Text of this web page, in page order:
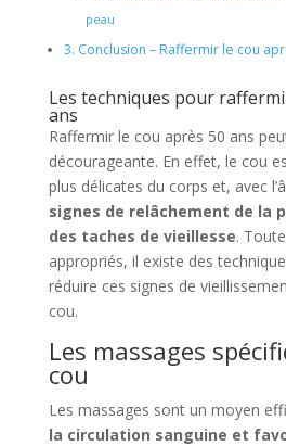
peau
3. Conclusion – Raffermir le cou
Les techniques pour
ans
Raffermir le cou après 50 ans
décourageante. En effet, le cou
plus délicates du corps et, avec
signes de relâchement de la
des taches de vieillesse.
appropriés, il existe des
réduire ces signes de
cou.
Les massages
cou
Les massages sont un moyen
la circulation sanguine et